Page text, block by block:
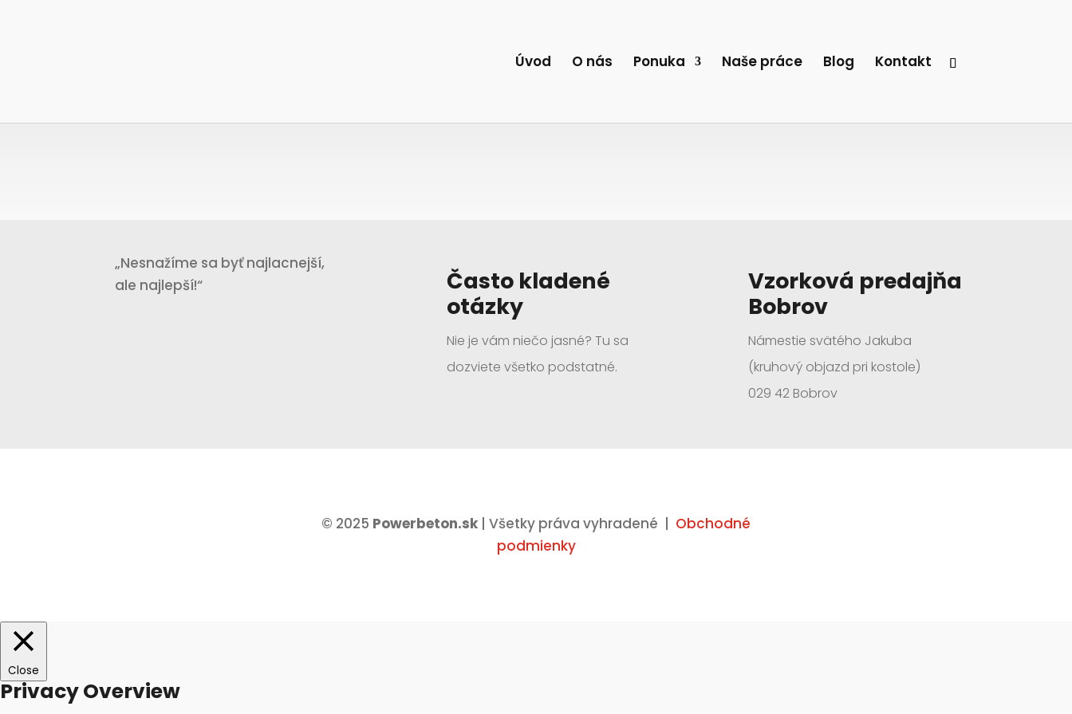
Úvod O nás Ponuka Naše práce Blog Kontakt
„Nesnažíme sa byť najlacnejší,
ale najlepší!“
Často kladené
otázky
Nie je vám niečo jasné? Tu sa
dozviete všetko podstatné.
Vzorková predajňa
Bobrov
Námestie svätého Jakuba
(kruhový objazd pri kostole)
029 42 Bobrov
© 2025 Powerbeton.sk | Všetky práva vyhradené | Obchodné
podmienky
Close
Privacy Overview